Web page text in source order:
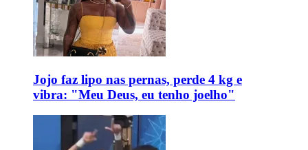
Jojo faz lipo nas pernas, perde 4 kg e
vibra: "Meu Deus, eu tenho joelho"